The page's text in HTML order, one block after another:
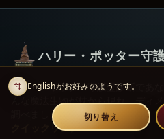
Englishがお好みのようです。
切り替え
ハリー・ポッター守
ハリー・ポッター守護霊診断であ
んな魔法生物が杖から現れ、ディ
調べましょう。
クイックリンク